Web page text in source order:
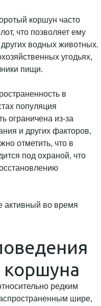
коршун часто
что позволяет ему
водных животных.
угодьях,
пищи.
в
популяция
ограничена из-за
и других факторов,
отметить, что в
под охраной, что
редким
шире,